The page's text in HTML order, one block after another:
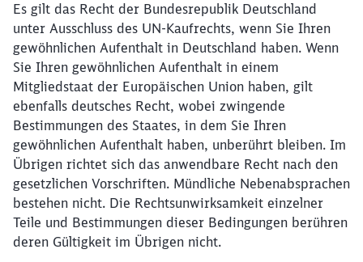
Es gilt das Recht der Bundesrepublik Deutschland
unter Ausschluss des UN-Kaufrechts, wenn Sie Ihren
gewöhnlichen Aufenthalt in Deutschland haben. Wenn
Sie Ihren gewöhnlichen Aufenthalt in einem
Mitgliedstaat der Europäischen Union haben, gilt
ebenfalls deutsches Recht, wobei zwingende
Bestimmungen des Staates, in dem Sie Ihren
gewöhnlichen Aufenthalt haben, unberührt bleiben. Im
Übrigen richtet sich das anwendbare Recht nach den
gesetzlichen Vorschriften. Mündliche Nebenabsprachen
bestehen nicht. Die Rechtsunwirksamkeit einzelner
Teile und Bestimmungen dieser Bedingungen berühren
deren Gültigkeit im Übrigen nicht.